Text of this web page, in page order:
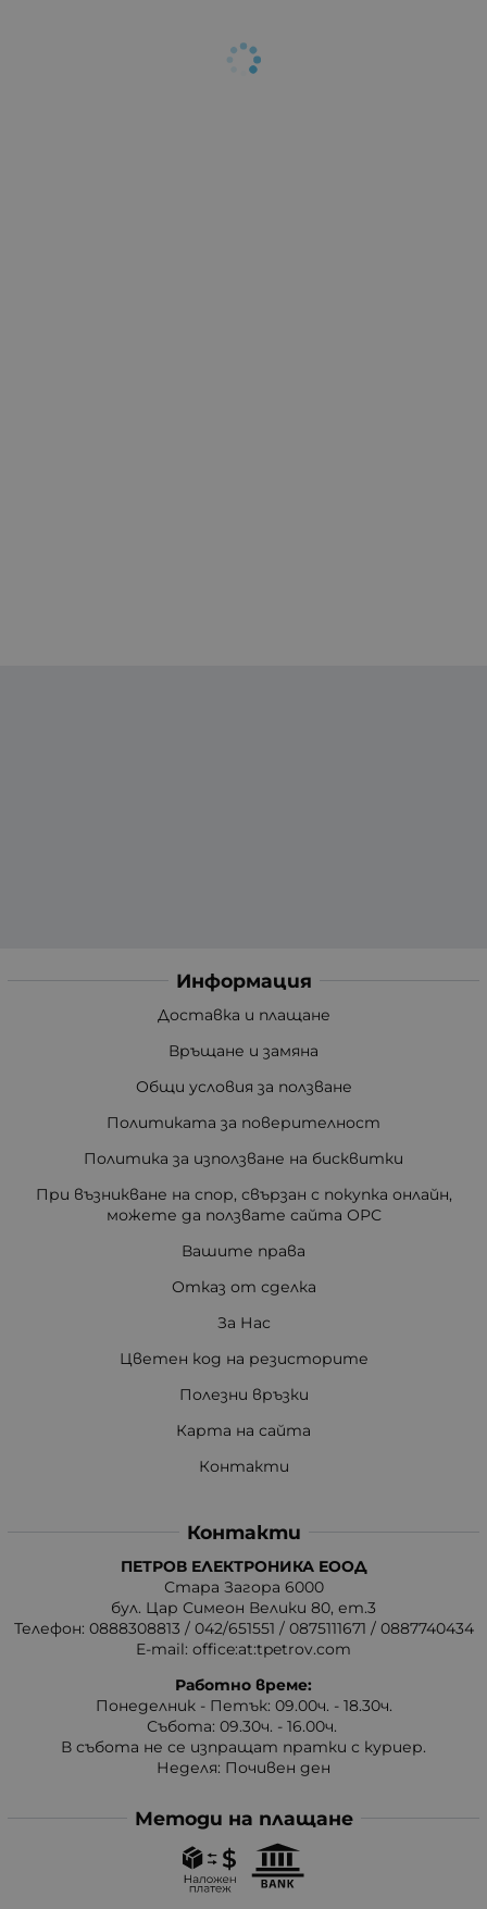
Информация
Доставка и плащане
Връщане и замяна
Общи условия за ползване
Политиката за поверителност
Политика за използване на бисквитки
При възникване на спор, свързан с покупка онлайн,
можете да ползвате сайта ОРС
Вашите права
Отказ от сделка
За Нас
Цветен код на резисторите
Полезни връзки
Карта на сайта
Контакти
Контакти
ПЕТРОВ ЕЛЕКТРОНИКА ЕООД
Стара Загора 6000
бул. Цар Симеон Велики 80, ет.3
Телефон: 0888308813 / 042/651551 / 0875111671 / 0887740434
E-mail: office:at:tpetrov.com
Работно време:
Понеделник - Петък: 09.00ч. - 18.30ч.
Събота: 09.30ч. - 16.00ч.
В събота не се изпращат пратки с куриер.
Неделя: Почивен ден
Методи на плащане